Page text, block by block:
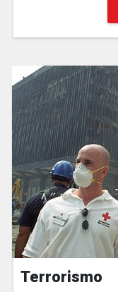
Terrorismo